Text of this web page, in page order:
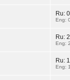
Ru:
Eng:
Ru:
Eng:
Ru:
Eng: